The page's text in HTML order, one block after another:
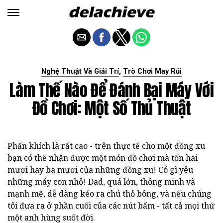
Nghệ Thuật Và Giải Trí, Trò Chơi May Rủi
Làm Thế Nào Để Đánh Bại Máy Với
Đồ Chơi: Một Số Thủ Thuật
Phấn khích là rất cao - trên thực tế cho một đồng xu
bạn có thể nhận được một món đồ chơi mà tốn hai
mươi hay ba mươi của những đồng xu! Có gì yêu
những máy con nhỏ! Dad, quá lớn, thông minh và
mạnh mẽ, dễ dàng kéo ra chú thỏ bông, và nếu chúng
tôi đưa ra ở phần cuối của các nút bấm - tất cả mọi thứ
một anh hùng suốt đời.